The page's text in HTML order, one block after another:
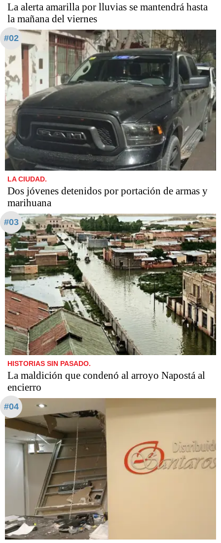
La alerta amarilla por lluvias se mantendrá hasta
la mañana del viernes
#02
LA CIUDAD.
Dos jóvenes detenidos por portación de armas y
marihuana
#03
HISTORIAS SIN PASADO.
La maldición que condenó al arroyo Napostá al
encierro
#04